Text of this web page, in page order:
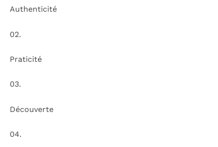
Authenticité
02.
Praticité
03.
Découverte
04.